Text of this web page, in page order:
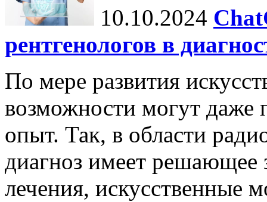
10.10.2024
рентгенологов в
По мере развития
возможности могут даже
опыт. Так, в области
диагноз имеет решающее
лечения, искусственные